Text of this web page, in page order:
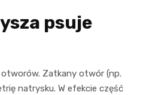
psuje
otworów. Zatkany otwór (np.
natrysku. W efekcie część